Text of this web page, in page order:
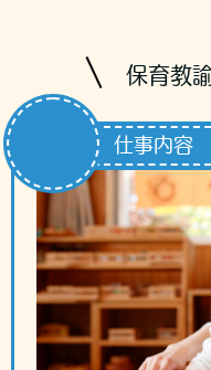
保育教
仕事内容